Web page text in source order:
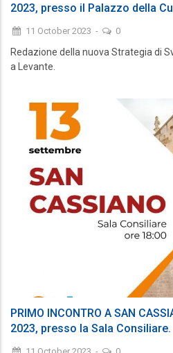
2023, presso il Palazzo della
11 October 2023 - 0
Redazione della nuova Strategia di
a Levante.
PRIMO INCONTRO A SAN
2023, presso la Sala Consiliare.